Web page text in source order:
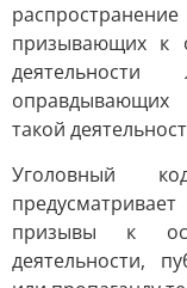
призывающих к
оправдывающих
такой
Уголовный
призывы к
деятельности,